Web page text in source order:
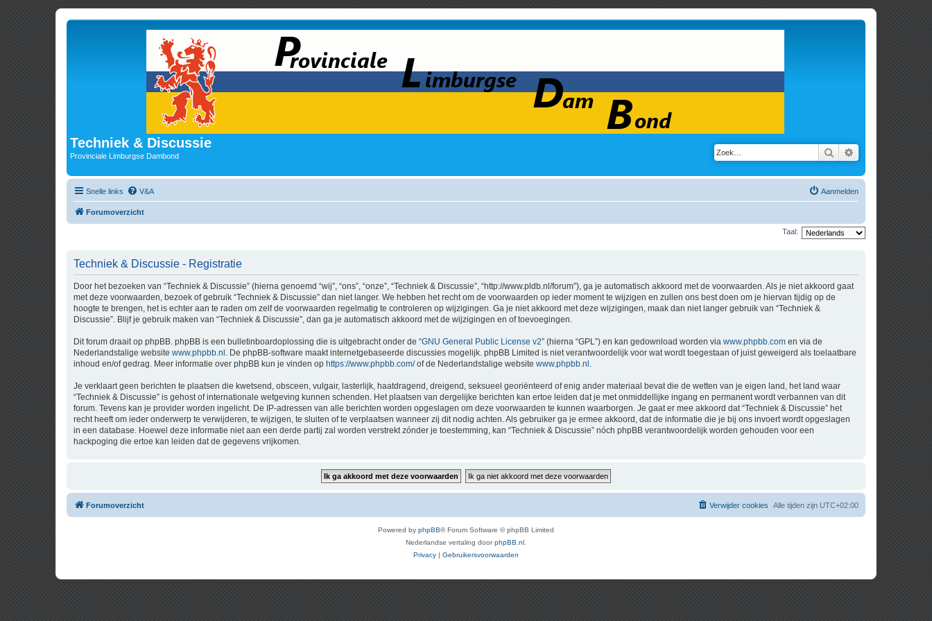
Techniek & Discussie
Provinciale Limburgse Dambond Zoek Uitgebreid zoeken
Snelle links V&A Aanmelden
Forumoverzicht
Taal:
Techniek & Discussie - Registratie
Door het bezoeken van “Techniek & Discussie” (hierna genoemd “wij”, “ons”, “onze”, “Techniek & Discussie”, “http://www.pldb.nl/forum”), ga je automatisch akkoord met de voorwaarden. Als je niet akkoord gaat
met deze voorwaarden, bezoek of gebruik “Techniek & Discussie” dan niet langer. We hebben het recht om de voorwaarden op ieder moment te wijzigen en zullen ons best doen om je hiervan tijdig op de
hoogte te brengen, het is echter aan te raden om zelf de voorwaarden regelmatig te controleren op wijzigingen. Ga je niet akkoord met deze wijzigingen, maak dan niet langer gebruik van “Techniek &
Discussie”. Blijf je gebruik maken van “Techniek & Discussie”, dan ga je automatisch akkoord met de wijzigingen en of toevoegingen.
Dit forum draait op phpBB. phpBB is een bulletinboardoplossing die is uitgebracht onder de “GNU General Public License v2” (hierna “GPL”) en kan gedownload worden via www.phpbb.com en via de
Nederlandstalige website www.phpbb.nl . De phpBB-software maakt internetgebaseerde discussies mogelijk. phpBB Limited is niet verantwoordelijk voor wat wordt toegestaan of juist geweigerd als toelaatbare
inhoud en/of gedrag. Meer informatie over phpBB kun je vinden op https://www.phpbb.com/of de Nederlandstalige website www.phpbb.nl .
Je verklaart geen berichten te plaatsen die kwetsend, obsceen, vulgair, lasterlijk, haatdragend, dreigend, seksueel georiënteerd of enig ander materiaal bevat die de wetten van je eigen land, het land waar
“Techniek & Discussie” is gehost of internationale wetgeving kunnen schenden. Het plaatsen van dergelijke berichten kan ertoe leiden dat je met onmiddellijke ingang en permanent wordt verbannen van dit
forum. Tevens kan je provider worden ingelicht. De IP-adressen van alle berichten worden opgeslagen om deze voorwaarden te kunnen waarborgen. Je gaat er mee akkoord dat “Techniek & Discussie” het
recht heeft om ieder onderwerp te verwijderen, te wijzigen, te sluiten of te verplaatsen wanneer zij dit nodig achten. Als gebruiker ga je ermee akkoord, dat de informatie die je bij ons invoert wordt opgeslagen
in een database. Hoewel deze informatie niet aan een derde partij zal worden verstrekt zónder je toestemming, kan “Techniek & Discussie” nóch phpBB verantwoordelijk worden gehouden voor een
hackpoging die ertoe kan leiden dat de gegevens vrijkomen.
Forumoverzicht Alle tijden zijn UTC+02:00
Verwijder cookies
Powered by phpBB® Forum Software © phpBB Limited
Nederlandse vertaling doorphpBB.nl
Privacy | Gebruikersvoorwaarden